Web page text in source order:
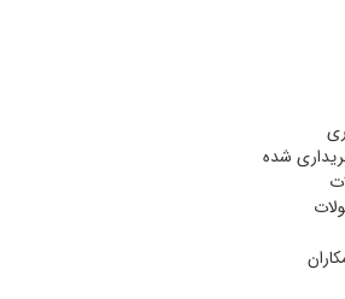
شده